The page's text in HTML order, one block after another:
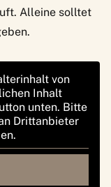
Alleine solltet
von
Inhalt
unten. Bitte
Drittanbieter